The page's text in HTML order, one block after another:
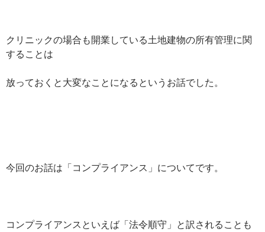
クリニックの場合も開業している土地建物の所有管理に関
することは
放っておくと大変なことになるというお話でした。
今回のお話は「コンプライアンス」についてです。
コンプライアンスといえば「法令順守」と訳されることも